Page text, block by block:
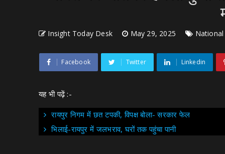
Insight Today Desk May 29, 2025 National
Facebook Twitter Linkedin
यह भी पढ़ें :-
रायपुर निगम में छत टपकी, विपक्ष बोला- सरकार फेल
भिलाई-रायपुर में जलभराव, घरों तक पहुंचा पानी